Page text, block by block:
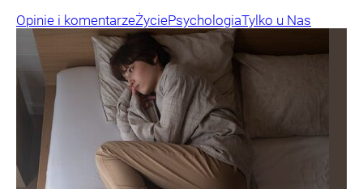
Opinie i komentarzeŻyciePsychologiaTylko u Nas